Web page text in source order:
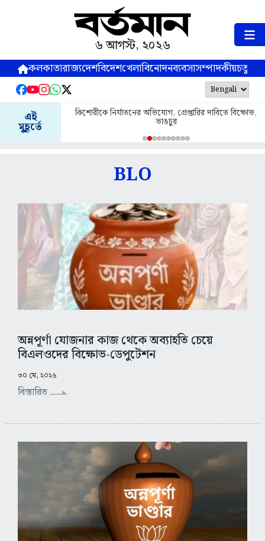
৬ আগস্ট, ২০২৬
কলকাতারাজ্যদেশবিদেশখেলাবিনোদনব্যবসাসম্পাদকীয়
এই
মুহূর্তে
কিশোরীকে নির্যাতনের অভিযোগ, গ্রেপ্তারির দাবিতে বিক্ষোভ,
ভাঙচুর
BLO
অন্নপূর্ণা যোজনার কাজ থেকে অব্যাহতি চেয়ে
বিএলওদের বিক্ষোভ-ডেপুটেশন
৩০ মে, ২০২৬
বিস্তারিত